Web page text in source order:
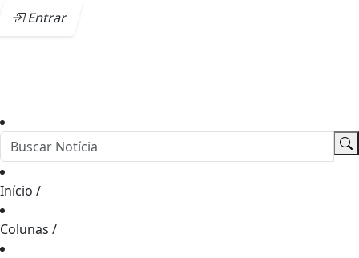
Entrar
Início /
Colunas /